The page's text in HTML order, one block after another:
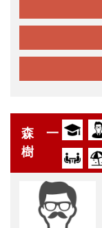
森 一
樹